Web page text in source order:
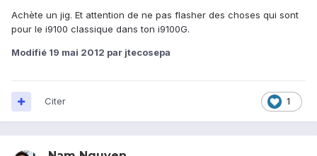
Achète un jig. Et attention de ne pas flasher des choses qui sont
pour le i9100 classique dans ton i9100G.
Modifié 19 mai 2012 par jtecosepa
1
Citer